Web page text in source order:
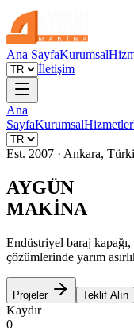
Ana SayfaKurumsal
İletişim
Ana
SayfaKurumsalHizmetler
Est. 2007 · Ankara,
AYGÜN
MAKİNA
Endüstriyel baraj
çözümlerinde yarım
Projeler Teklif Alın
Kaydır
0